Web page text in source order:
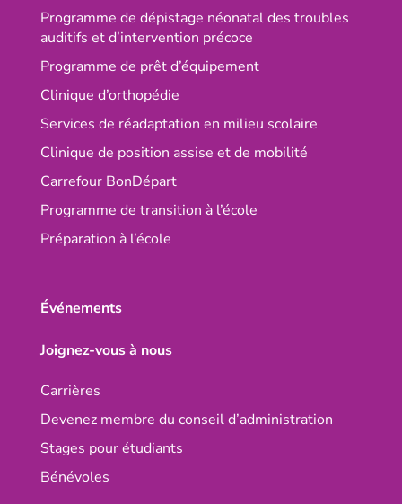
Programme de dépistage néonatal des troubles
auditifs et d’intervention précoce
Programme de prêt d’équipement
Clinique d’orthopédie
Services de réadaptation en milieu scolaire
Clinique de position assise et de mobilité
Carrefour BonDépart
Programme de transition à l’école
Préparation à l’école
Événements
Joignez-vous à nous
Carrières
Devenez membre du conseil d’administration
Stages pour étudiants
Bénévoles